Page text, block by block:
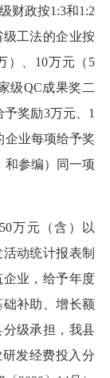
财政按1:3和1:2
工法的企业按
）、10万元（5
级QC成果奖二
奖励3万元、1
企业每项给予奖
和参编）同一项
万元（含）以
动统计报表制
业，给予年度
补助、增长额
级承担，我县
发经费投入分